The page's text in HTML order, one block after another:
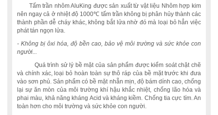
Tấm trần nhôm AluKing được sản xuất từ vật liệu Nhôm hợp kim
nên ngay cả ở nhiệt độ 1000℃ tấm trần không bị phân hủy thành các
thành phần dễ cháy khác, không bắt lửa nhờ đó mà loại bỏ hẳn việc
phát tán ngọn lửa.
- Không bị ôxi hóa, độ bền cao, bảo vệ môi trường và sức khỏe con
người...
Quá trình sử lý bề mặt của sản phẩm được kiểm soát chặt chẽ
và chính xác, loại bỏ hoàn toàn sự thô ráp của bề mặt trước khi đưa
vào sơn phủ. Sản phẩm có bề mặt nhẵn mịn, độ bám dính cao, chống
lại sự ăn mòn của môi trường khí hậu khắc nhiệt, chống lão hóa và
phai màu, khả năng kháng Acid và kháng kiềm. Chống tia cực tím. An
toàn hơn cho môi trường và sức khỏe con người.